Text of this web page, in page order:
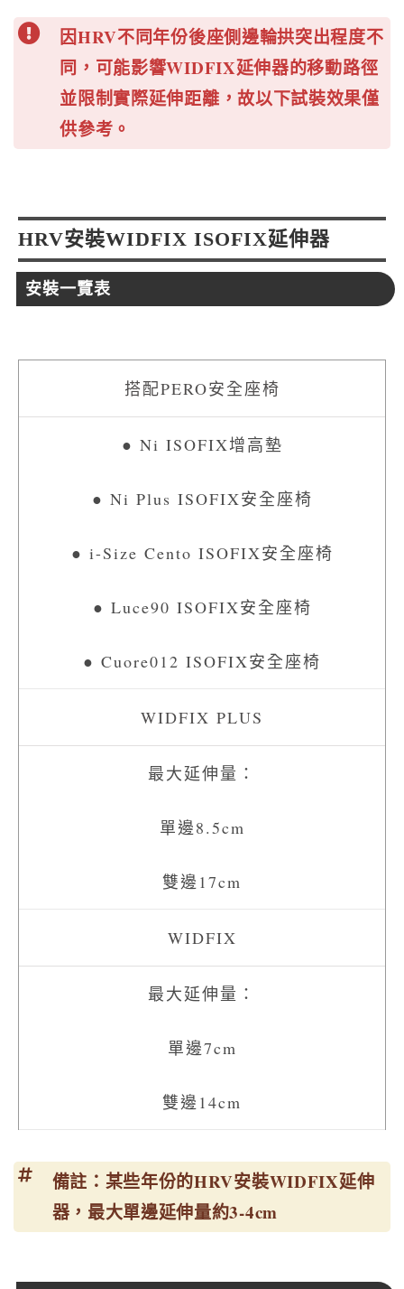
因HRV不同年份後座側邊輪拱突出程度不
同，可能影響WIDFIX延伸器的移動路徑
並限制實際延伸距離，故以下試裝效果僅
供參考。
HRV安裝WIDFIX ISOFIX延伸器
安裝一覽表
● Ni ISOFIX增高墊
● Ni Plus ISOFIX安全座椅
● i-Size Cento ISOFIX安全座椅
● Luce90 ISOFIX安全座椅
● Cuore012 ISOFIX安全座椅
最大延伸量：
單邊8.5cm
雙邊17cm
最大延伸量：
單邊7cm
雙邊14cm
備註：某些年份的HRV安裝WIDFIX延伸
器，最大單邊延伸量約3-4cm